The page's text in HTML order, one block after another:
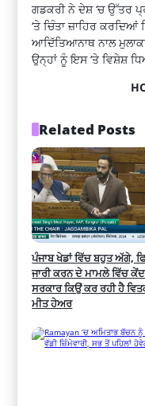
ਗਡਕਰੀ ਨੇ ਦੇਸ਼ ‘ਚ ਉੱਤਰ
‘ਤੇ ਚਿੰਤਾ ਜ਼ਾਹਿਰ ਕਰਦਿਆਂ
ਆਦਿੱਤਿਆਨਾਥ ਨਾਲ
ਉਨ੍ਹਾਂ ਨੂੰ ਇਸ ‘ਤੇ ਵਿਸ਼ੇਸ਼
Related Posts
ਪੰਜਾਬ ਖੇਡਾਂ ਵਿੱਚ ਬਹੁਤ ਅੱਗੇ,
ਜਾਰੀ ਕਰਨ ਦੇ ਮਾਮਲੇ ਵਿੱਚ
ਸਰਕਾਰ ਕਿਉਂ ਕਰ ਰਹੀ ਹੈ
ਮੀਤ ਹੇਅਰ